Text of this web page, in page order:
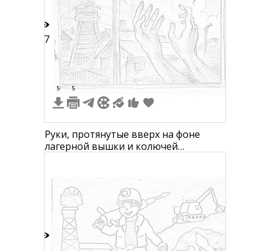
17
5 5
Руки, протянутые вверх на фоне
лагерной вышки и колючей